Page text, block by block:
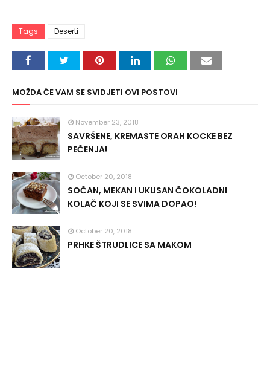
Tags Deserti
MOŽDA ĆE VAM SE SVIDJETI OVI POSTOVI
November 23, 2018
SAVRŠENE, KREMASTE ORAH KOCKE BEZ
PEČENJA!
October 20, 2018
SOČAN, MEKAN I UKUSAN ČOKOLADNI
KOLAČ KOJI SE SVIMA DOPAO!
October 20, 2018
PRHKE ŠTRUDLICE SA MAKOM